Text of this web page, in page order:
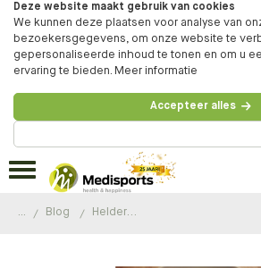
Deze website maakt gebruik van cookies
We kunnen deze plaatsen voor analyse van
bezoekersgegevens, om onze website te
gepersonaliseerde inhoud te tonen en om u
ervaring te bieden. Meer informatie
Accepteer alles
... Blog Heldere champignonsoep